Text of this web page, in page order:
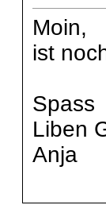
Moin,
ist
Spass
Liben
Anja